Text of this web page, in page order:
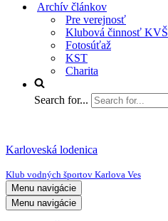
Archív článkov
Pre verejnosť
Klubová činnosť KVŠ
Fotosúťaž
KST
Charita
Search for...
Karloveská lodenica
Klub vodných športov Karlova Ves
Menu navigácie
Menu navigácie